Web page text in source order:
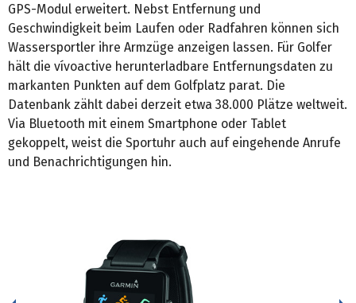
GPS-Modul erweitert. Nebst Entfernung und
Geschwindigkeit beim Laufen oder Radfahren können sich
Wassersportler ihre Armzüge anzeigen lassen. Für Golfer
hält die vívoactive herunterladbare Entfernungsdaten zu
markanten Punkten auf dem Golfplatz parat. Die
Datenbank zählt dabei derzeit etwa 38.000 Plätze weltweit.
Via Bluetooth mit einem Smartphone oder Tablet
gekoppelt, weist die Sportuhr auch auf eingehende Anrufe
und Benachrichtigungen hin.